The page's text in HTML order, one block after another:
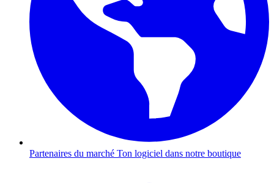
Partenaires du marché Ton logiciel dans notre boutique